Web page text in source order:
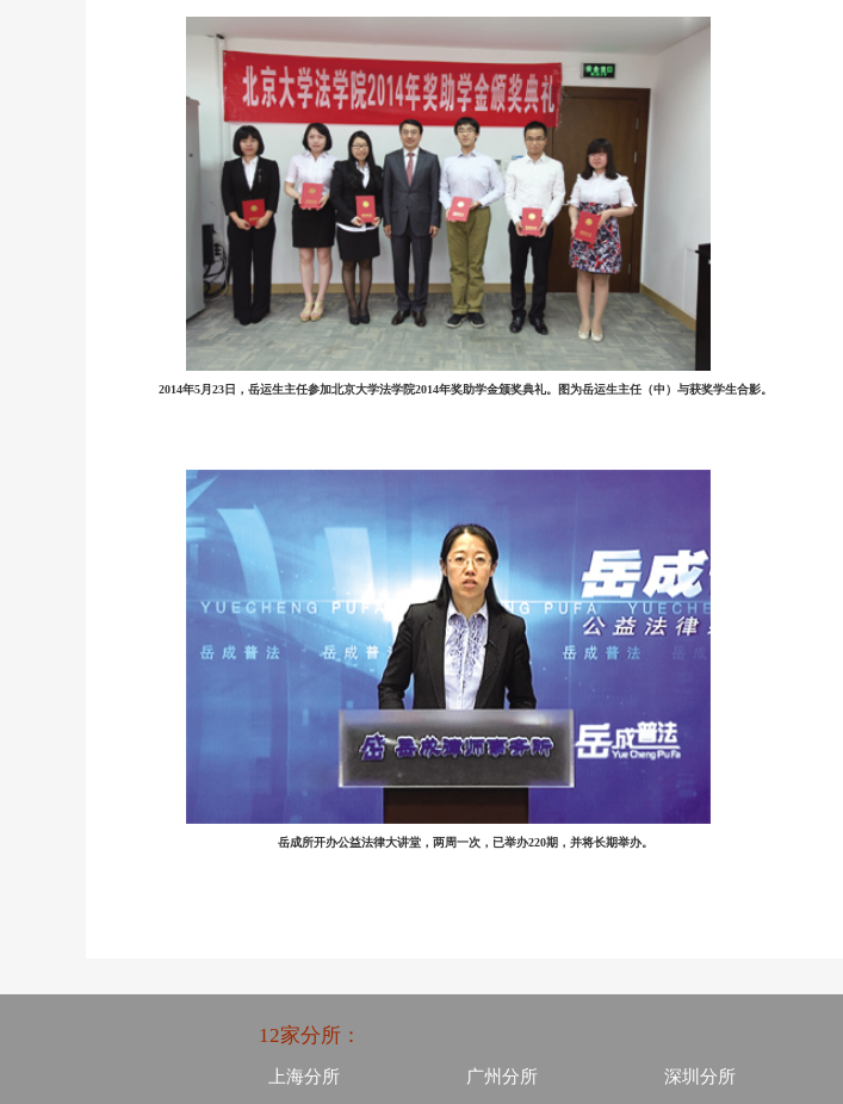
2014年5月23日，岳运生主任参加北京大学法学院2014年奖助学金颁奖典礼。图为岳运生主任（中）与获奖学生合影。
岳成所开办公益法律大讲堂，两周一次，已举办220期，并将长期举办。
12家分所：
上海分所 广州分所 深圳分所